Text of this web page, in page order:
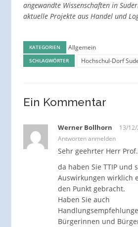
angewandte Wissenschaften in
aktuelle Projekte aus Handel und
KATEGORIEN Allgemein
SCHLAGWÖRTER Hochschul-Dorf
Ein Kommentar
Werner Bollhorn 13/
Antworten anmelden
Sehr geehrter Herr
da haben Sie TTIP und
Auswirkungen wirklich
den Punkt gebracht.
Haben Sie auch
Bürgerinnen und